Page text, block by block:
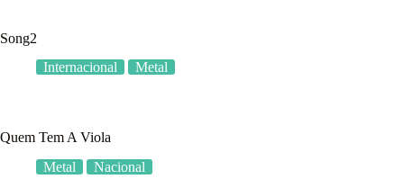
Song2
Internacional
Metal
Quem Tem A Viola
Metal
Nacional